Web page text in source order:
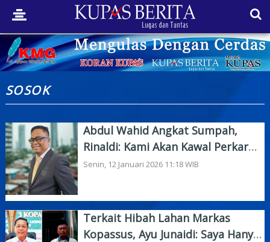
SOSOK
Abdul Wahid Angkat Sumpah,
Rinaldi: Kami Akan Kawal Perkara
Ini
Senin, 12 Januari 2026 11:18 WIB
Terkait Hibah Lahan Markas
Kopassus, Ayu Junaidi: Saya Hanya